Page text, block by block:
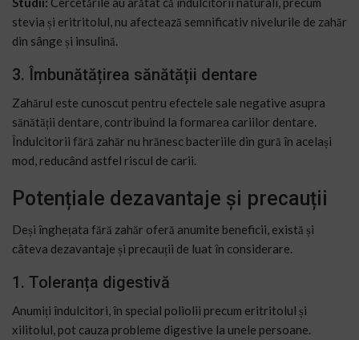
stevia și eritritolul, nu afectează semnificativ nivelurile de zahăr
din sânge și insulină.
3. Îmbunătățirea sănătății dentare
Zahărul este cunoscut pentru efectele sale negative asupra
sănătății dentare, contribuind la formarea cariilor dentare.
Îndulcitorii fără zahăr nu hrănesc bacteriile din gură în același
mod, reducând astfel riscul de carii.
Potențiale dezavantaje și precauții
Deși înghețata fără zahăr oferă anumite beneficii, există și
câteva dezavantaje și precauții de luat în considerare.
1. Toleranța digestivă
Anumiți îndulcitori, în special poliolii precum eritritolul și
xilitolul, pot cauza probleme digestive la unele persoane.